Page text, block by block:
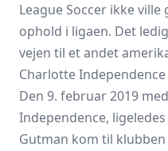
League Soccer ikke ville
ophold i ligaen. Det
vejen til et andet
Charlotte Independence
Den 9. februar 2019
Independence,
Gutman kom til